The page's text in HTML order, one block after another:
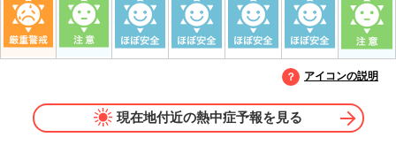
アイコンの説明
現在地付近の熱中症予報を見る